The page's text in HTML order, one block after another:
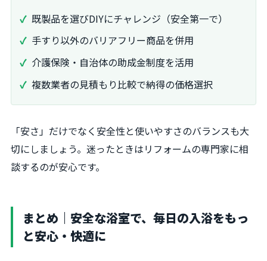
既製品を選びDIYにチャレンジ（安全第一で）
手すり以外のバリアフリー商品を併用
介護保険・自治体の助成金制度を活用
複数業者の見積もり比較で納得の価格選択
「安さ」だけでなく安全性と使いやすさのバランスも大
切にしましょう。迷ったときはリフォームの専門家に相
談するのが安心です。
まとめ｜安全な浴室で、毎日の入浴をもっ
と安心・快適に